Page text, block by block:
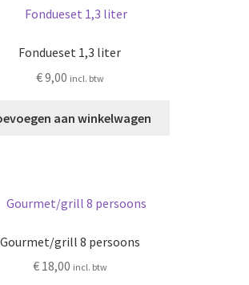
Fondueset 1,3 liter
€9,00 incl. btw
aan winkelwagen
Gourmet/grill 8 persoons
€18,00 incl. btw